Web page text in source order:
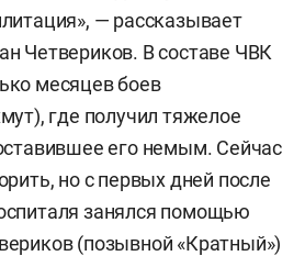
— рассказывает
Четвериков. В составе ЧВК
месяцев боев
где получил тяжелое
его немым. Сейчас
но с первых дней после
занялся помощью
(позывной «Кратный»)